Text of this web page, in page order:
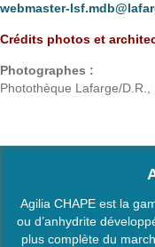
webmaster-
Crédits photos et
Photographes :
Photothèque Lafarge/D.R.,
Agilia CHAPE est la
ou d’anhydrite
plus complète du